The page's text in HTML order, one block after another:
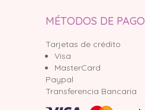
MÉTODOS DE PAGO
Tarjetas de crédito
Visa
MasterCard
Paypal
Transferencia Bancaria